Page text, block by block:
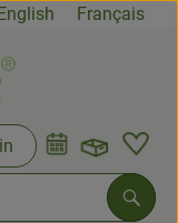
Français
Open